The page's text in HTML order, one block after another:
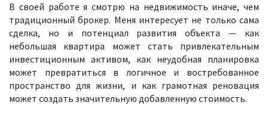
В своей работе я смотрю на недвижимость иначе, чем
традиционный брокер. Меня интересует не только сама
сделка, но и потенциал развития объекта — как
небольшая квартира может стать привлекательным
инвестиционным активом, как неудобная планировка
может превратиться в логичное и востребованное
пространство для жизни, и как грамотная реновация
может создать значительную добавленную стоимость.